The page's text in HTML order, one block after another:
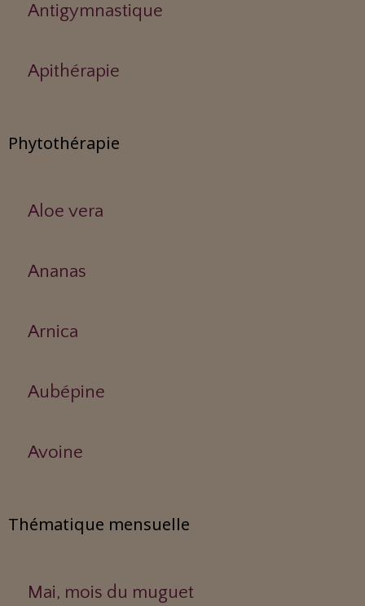
Antigymnastique
Apithérapie
Phytothérapie
Aloe vera
Ananas
Arnica
Aubépine
Avoine
Thématique mensuelle
Mai, mois du muguet